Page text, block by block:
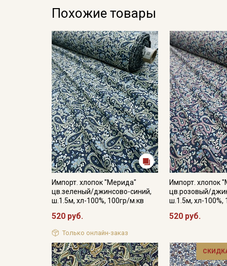
Похожие товары
Импорт. хлопок "Мерида"
цв.зеленый/джинсово-синий,
ш.1.5м, хл-100%, 100гр/м.кв
520 руб.
Только онлайн-заказ
Импорт. хлопок
цв.розовый/
ш.1.5м, хл-100%,
520 руб.